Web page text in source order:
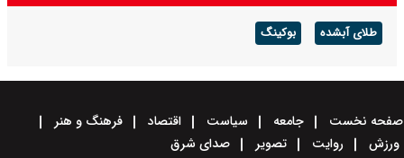
طلای آبشده بوکینگ
صفحه نخست جامعه سیاست اقتصاد
فرهنگ و هنر
ورزش
روایت تصویر صدای شرق